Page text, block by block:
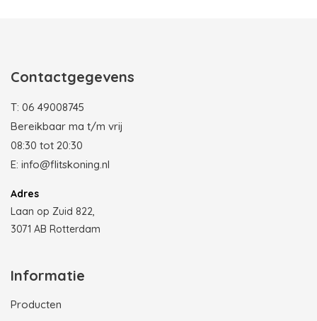
Contactgegevens
T: 06 49008745
Bereikbaar ma t/m vrij
08:30 tot 20:30
E: info@flitskoning.nl
Adres
Laan op Zuid 822,
3071 AB Rotterdam
Informatie
Producten